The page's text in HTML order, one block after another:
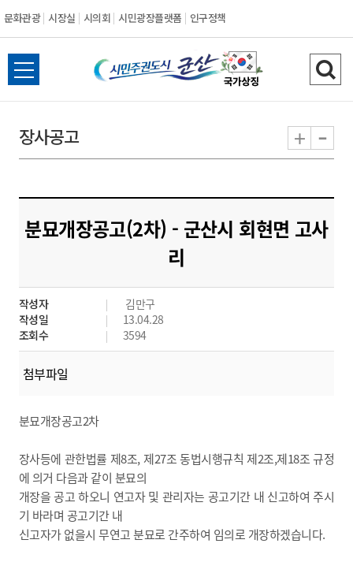
문화관광 시장실 시의회 시민광장플랫폼 인구정책
시
민
도
시
군
산
전
체
뉴
열
검
색
기
장사공고 + -
분묘개장공고(2차) - 군산시 회현면 고사
리
작성자
김만구
작성일
13.04.28
조회수
3594
첨부파일
분묘개장공고2차
장사등에 관한법률 제8조, 제27조 동법시행규칙 제2조,제18조 규정
에 의거 다음과 같이 분묘의
개장을 공고 하오니 연고자 및 관리자는 공고기간 내 신고하여 주시
기 바라며 공고기간 내
신고자가 없을시 무연고 분묘로 간주하여 임의로 개장하겠습니다.